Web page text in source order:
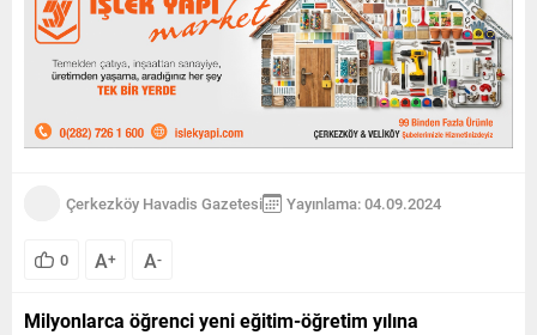
Çerkezköy Havadis Gazetesi Yayınlama: 04.09.2024
0 A+ A-
Milyonlarca öğrenci yeni eğitim-öğretim yılına